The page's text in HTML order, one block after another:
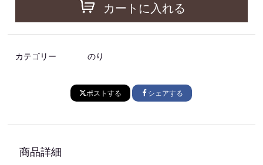
カートに入れる
カテゴリー のり
ポストする シェアする
商品詳細